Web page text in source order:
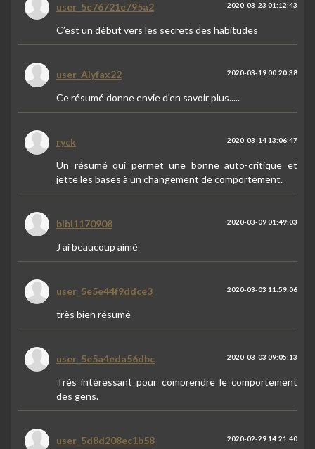
user_5e76721e795a2 2020-03-23 01:12:43
C’est un début vers les secrets des habitudes
user_Alyfax22 2020-03-19 00:20:38
Ce résumé donne envie d'en savoir plus.....
ryck 2020-03-14 13:06:47
Un résumé qui permet une bonne auto-critique et
jette les bases à un changement de comportement.
bibi1170908 2020-03-09 01:49:03
J ai beaucoup aimé
user_5e5e44f9ddce3 2020-03-03 11:59:06
très bien résumé
user_5e5a4eda56dbc 2020-03-03 09:05:13
Très intéressant pour comprendre le comportement
des gens.
user_5d8d208ec1b58 2020-02-29 14:21:40